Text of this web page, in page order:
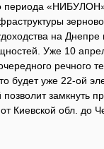
периода
на Днепре
Уже 10
речного
будет уже 22-ой
замкнуть
Киевской обл. до